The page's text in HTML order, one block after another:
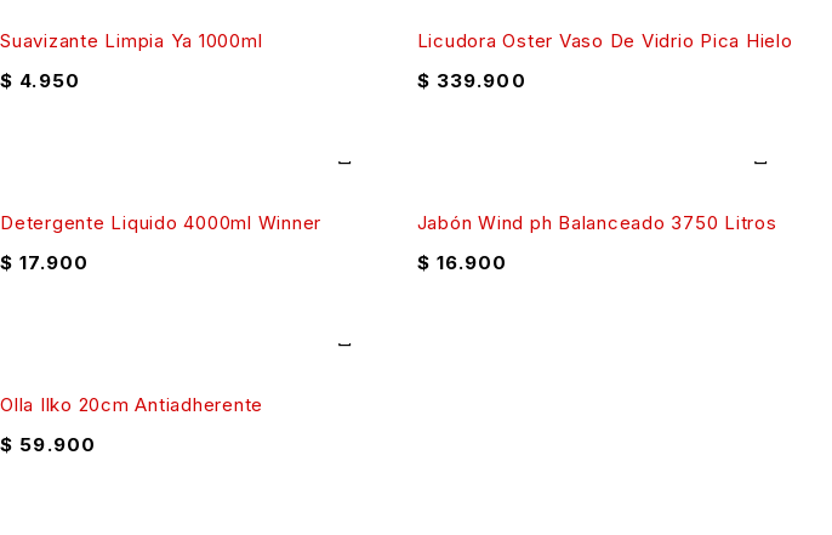
Suavizante Limpia Ya 1000ml
$ 4.950
Licudora Oster Vaso De Vidrio Pica Hielo
$ 339.900
Detergente Liquido 4000ml Winner
$ 17.900
Jabón Wind ph Balanceado 3750 Litros
$ 16.900
Olla Ilko 20cm Antiadherente
$ 59.900